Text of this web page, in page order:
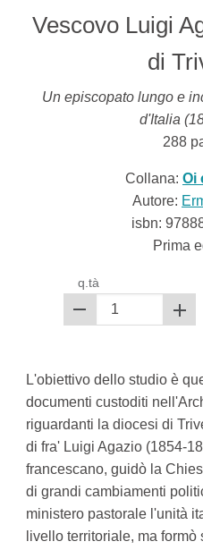
Vescovo Luigi
di
Un episcopato lungo e
d'Italia
288
Collana: Oi
Autore:
isbn:
Prima
q.tà
L'obiettivo dello studio è
documenti custoditi
riguardanti la diocesi di
di fra' Luigi Agazio (1854-
francescano, guidò la
di grandi cambiamenti
ministero pastorale l'unità
livello territoriale, ma formò